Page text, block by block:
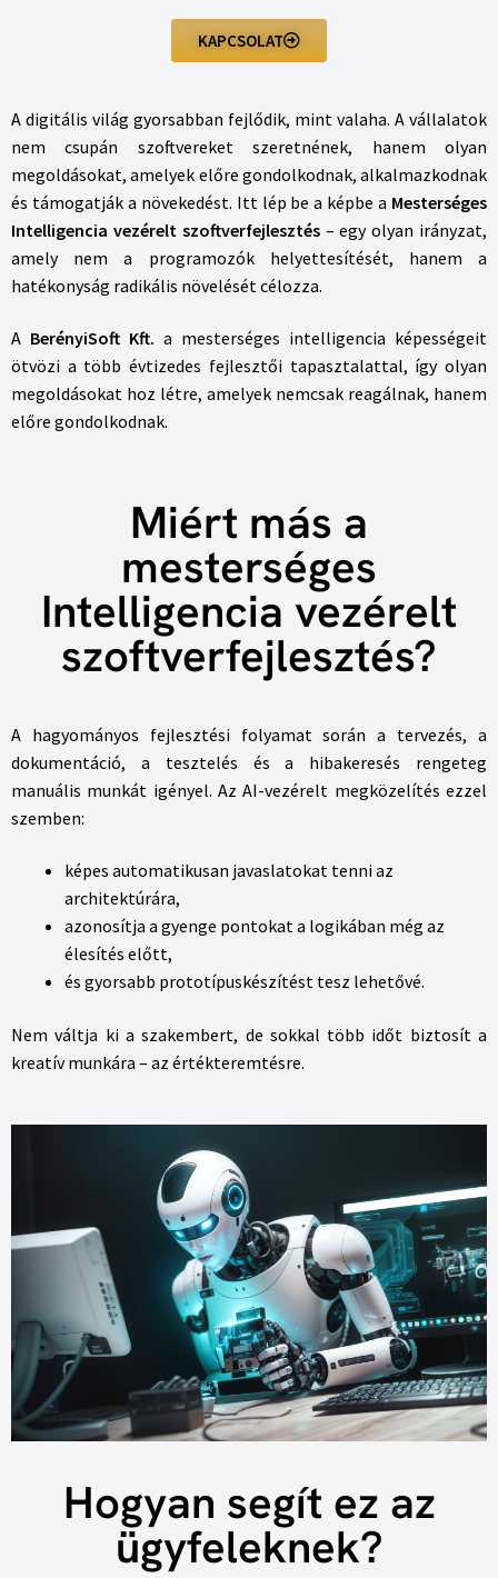
KAPCSOLAT
A digitális világ gyorsabban fejlődik, mint valaha. A vállalatok
nem csupán szoftvereket szeretnének, hanem olyan
megoldásokat, amelyek előre gondolkodnak, alkalmazkodnak
és támogatják a növekedést. Itt lép be a képbe a Mesterséges
Intelligencia vezérelt szoftverfejlesztés– egy olyan irányzat,
amely nem a programozók helyettesítését, hanem a
hatékonyság radikális növelését célozza.
A BerényiSoft Kft. a mesterséges intelligencia képességeit
ötvözi a több évtizedes fejlesztői tapasztalattal, így olyan
megoldásokat hoz létre, amelyek nemcsak reagálnak, hanem
előre gondolkodnak.
Miért más a
mesterséges
Intelligencia vezérelt
szoftverfejlesztés?
A hagyományos fejlesztési folyamat során a tervezés, a
dokumentáció, a tesztelés és a hibakeresés rengeteg
manuális munkát igényel. Az AI-vezérelt megközelítés ezzel
szemben:
képes automatikusan javaslatokat tenni az
architektúrára,
azonosítja a gyenge pontokat a logikában még az
élesítés előtt,
és gyorsabb prototípuskészítést tesz lehetővé.
Nem váltja ki a szakembert, de sokkal több időt biztosít a
kreatív munkára – az értékteremtésre.
Hogyan segít ez az
ügyfeleknek?